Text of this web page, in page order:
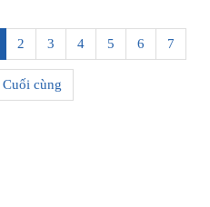
2 3 4 5 6 7
Cuối cùng